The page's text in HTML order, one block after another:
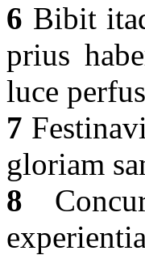
6 Bibit
prius
luce
7
gloriam
8